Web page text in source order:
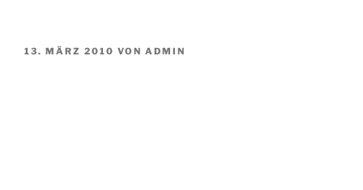
VERÖFFENTLICHT
13. MÄRZ 2010 VON ADMIN